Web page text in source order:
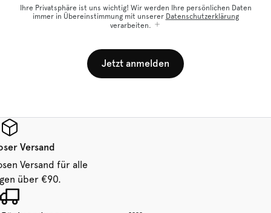
Ihre Privatsphäre ist uns wichtig! Wir werden Ihre persönlichen Daten
immer in Übereinstimmung mit unserer Datenschutzerklärung
verarbeiten.
Jetzt anmelden
Versand
Versand für alle
über €90.